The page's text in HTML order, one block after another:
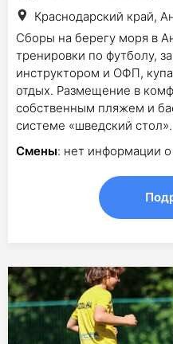
Краснодарский край,
Сборы на берегу моря в
тренировки по футболу,
инструктором и ОФП,
отдых. Размещение в
собственным пляжем и
системе «шведский стол».
Смены: нет информации